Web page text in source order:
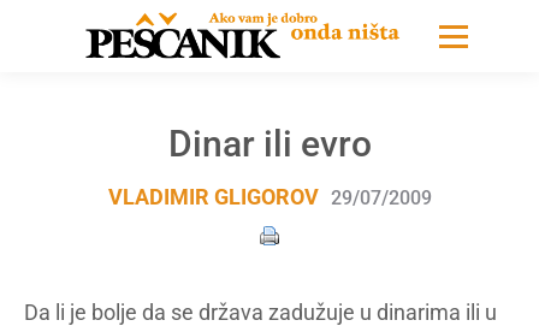
Dinar ili evro
VLADIMIR GLIGOROV 29/07/2009
Da li je bolje da se država zadužuje u dinarima ili u